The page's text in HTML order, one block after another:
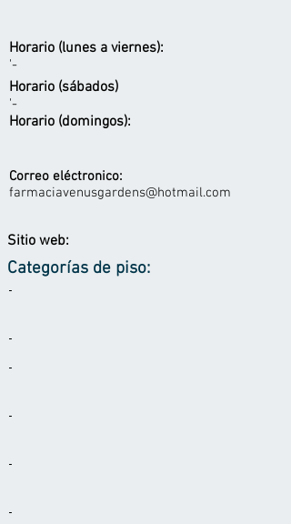
Horario (lunes a viernes):
'-
Horario (sábados)
'-
Horario (domingos):
Correo eléctronico:
farmaciavenusgardens@hotmail.com
Sitio web:
Categorías de piso:
-
-
-
-
-
-